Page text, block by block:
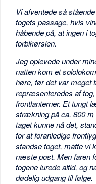
Vi afventede så
togets passage, hvis
håbende på, at ingen i
forbikørslen.
Jeg oplevede under
natten kom et
høre, før det var
repræsenteredes af
frontlanterner. Et tungt
strækning på ca. 800 m
taget kunne nå det,
for at foranledige
standse toget, måtte vi
næste post. Men faren
togene lurede altid, og
dødelig udgang til følge.